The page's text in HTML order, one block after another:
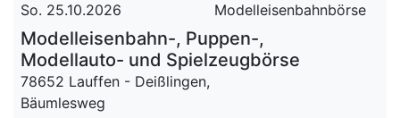
So. 25.10.2026 Modelleisenbahnbörse
Modelleisenbahn-, Puppen-,
Modellauto- und Spielzeugbörse
78652 Lauffen - Deißlingen,
Bäumlesweg